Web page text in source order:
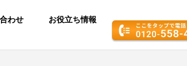
わせ お役立ち情報